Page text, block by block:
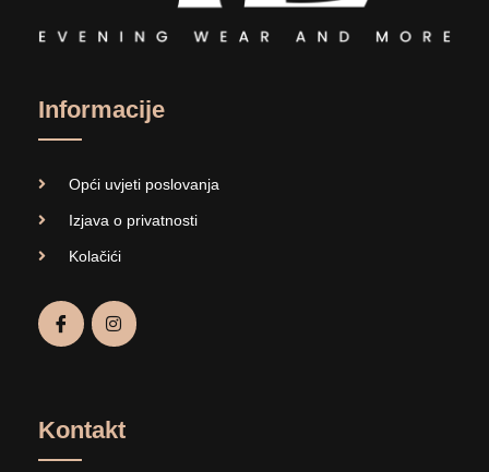
Informacije
Opći uvjeti poslovanja
Izjava o privatnosti
Kolačići
Kontakt